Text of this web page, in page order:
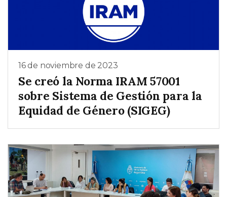
16 de noviembre de 2023
Se creó la Norma IRAM 57001
sobre Sistema de Gestión para la
Equidad de Género (SIGEG)